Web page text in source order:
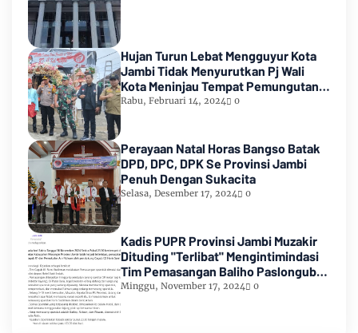
Hujan Turun Lebat Mengguyur Kota
Jambi Tidak Menyurutkan Pj Wali
Kota Meninjau Tempat Pemungutan
Suara Pemilu 2024
Rabu, Februari 14, 2024 0
Perayaan Natal Horas Bangso Batak
DPD, DPC, DPK Se Provinsi Jambi
Penuh Dengan Sukacita
Selasa, Desember 17, 2024 0
Kadis PUPR Provinsi Jambi Muzakir
Dituding "Terlibat" Mengintimindasi
Tim Pemasangan Baliho Paslongub
Romi-Sudirman
Minggu, November 17, 2024 0